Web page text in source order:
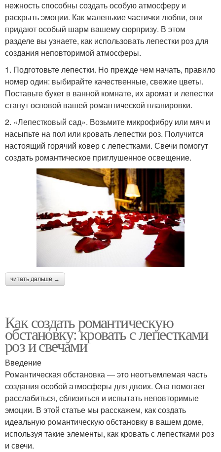
нежность способны создать особую атмосферу и
раскрыть эмоции. Как маленькие частички любви, они
придают особый шарм вашему сюрпризу. В этом
разделе вы узнаете, как использовать лепестки роз для
создания неповторимой атмосферы.
1. Подготовьте лепестки. Но прежде чем начать, правило
номер один: выбирайте качественные, свежие цветы.
Поставьте букет в ванной комнате, их аромат и лепестки
станут основой вашей романтической планировки.
2. «Лепестковый сад». Возьмите микрофибру или мяч и
насыпьте на пол или кровать лепестки роз. Получится
настоящий горячий ковер с лепестками. Свечи помогут
создать романтическое приглушенное освещение.
читать дальше →
Как создать романтическую
обстановку: кровать с лепестками
роз и свечами
Введение
Романтическая обстановка — это неотъемлемая часть
создания особой атмосферы для двоих. Она помогает
расслабиться, сблизиться и испытать неповторимые
эмоции. В этой статье мы расскажем, как создать
идеальную романтическую обстановку в вашем доме,
используя такие элементы, как кровать с лепестками роз
и свечи.